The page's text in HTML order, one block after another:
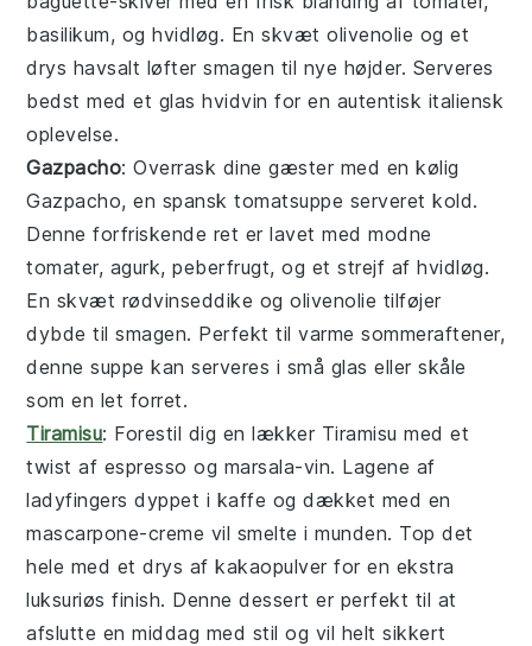
basilikum, oghvidløg. En skvætolivenolie og et
drys havsalt løfter smagen til nye højder. Serveres
bedst med et glashvidvin for en autentisk italiensk
oplevelse.
Gazpacho: Overrask dine gæster med en kølig
Gazpacho, en spansktomatsuppe serveret kold.
Denne forfriskende ret er lavet medmodne
tomater, agurk,peberfrugt, og et strejf afhvidløg.
En skvæt rødvinseddike ogolivenolie tilføjer
dybde til smagen. Perfekt til varme sommeraftener,
denne suppe kan serveres i små glas ellerskåle
som en let forret.
Tiramisu: Forestil dig en lækker Tiramisu med et
twist af espresso og marsala-vin. Lagene af
ladyfingers dyppet i kaffe og dækket med en
mascarpone-creme vil smelte i munden. Top det
hele med et drys afkakaopulver for en ekstra
luksuriøs finish. Denne dessert er perfekt til at
afslutte enmiddag med stil og vil helt sikkert